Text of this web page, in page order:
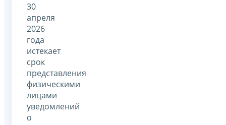
30
апреля
2026
года
истекает
срок
представления
физическими
лицами
уведомлений
о